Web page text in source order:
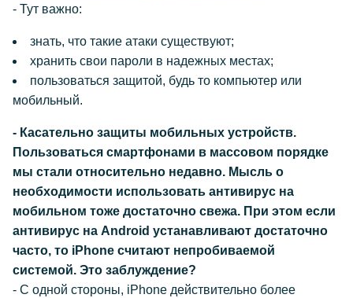
- Тут важно:
знать, что такие атаки существуют;
хранить свои пароли в надежных местах;
пользоваться защитой, будь то компьютер или
мобильный.
- Касательно защиты мобильных устройств.
Пользоваться смартфонами в массовом порядке
мы стали относительно недавно. Мысль о
необходимости использовать антивирус на
мобильном тоже достаточно свежа. При этом если
антивирус на Android устанавливают достаточно
часто, то iPhone считают непробиваемой
системой. Это заблуждение?
- С одной стороны, iPhone действительно более